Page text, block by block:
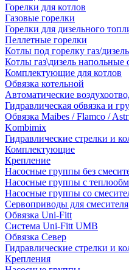
Горелки для котлов
Газовые горелки
Горелки для дизельного
Пеллетные горелки
Котлы под горелку газ/дизель
Котлы газ\дизель напольные
Комплектующие для котлов
Обвязка котельной
Автоматические
Гидравлическая обвязка и
Обвязка Maibes / Flamco /
Kombimix
Гидравлические стрелки и
Комплектующие
Крепление
Насосные группы без
Насосные группы с
Насосные группы со
Сервоприводы для смесителя
Обвязка Uni-Fitt
Система Uni-Fitt UMB
Обвязка Север
Гидравлические стрелки и
Крепления